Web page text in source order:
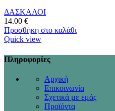
ΔΑΣΚΑΛΟΙ
14.00 €
Προσθήκη στο καλάθι
Quick view
Πληροφορίες
Αρχική
Επικοινωνία
Σχετικά με εμάς
Προϊόντα